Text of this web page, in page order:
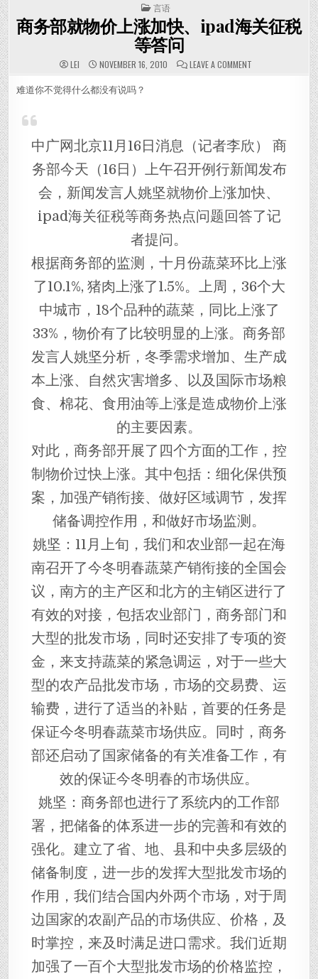
POSTED IN
言语
商务部就物价上涨加快、ipad海关征税
等答问
LEI NOVEMBER 16, 2010 LEAVE A COMMENTON 商务部就物价
难道你不觉得什么都没有说吗？
中广网北京11月16日消息（记者李欣） 商
务部今天（16日）上午召开例行新闻发布
会，新闻发言人姚坚就物价上涨加快、
ipad海关征税等商务热点问题回答了记
者提问。
根据商务部的监测，十月份蔬菜环比上涨
了10.1%, 猪肉上涨了1.5%。上周，36个大
中城市，18个品种的蔬菜，同比上涨了
33%，物价有了比较明显的上涨。商务部
发言人姚坚分析，冬季需求增加、生产成
本上涨、自然灾害增多、以及国际市场粮
食、棉花、食用油等上涨是造成物价上涨
的主要因素。
对此，商务部开展了四个方面的工作，控
制物价过快上涨。其中包括：细化保供预
案，加强产销衔接、做好区域调节，发挥
储备调控作用，和做好市场监测。
姚坚：11月上旬，我们和农业部一起在海
南召开了今冬明春蔬菜产销衔接的全国会
议，南方的主产区和北方的主销区进行了
有效的对接，包括农业部门，商务部门和
大型的批发市场，同时还安排了专项的资
金，来支持蔬菜的紧急调运，对于一些大
型的农产品批发市场，市场的交易费、运
输费，进行了适当的补贴，首要的任务是
保证今冬明春蔬菜市场供应。同时，商务
部还启动了国家储备的有关准备工作，有
效的保证今冬明春的市场供应。
姚坚：商务部也进行了系统内的工作部
署，把储备的体系进一步的完善和有效的
强化。建立了省、地、县和中央多层级的
储备制度，进一步的发挥大型批发市场的
作用，我们结合国内外两个市场，对于周
边国家的农副产品的市场供应、价格，及
时掌控，来及时满足进口需求。我们近期
加强了一百个大型批发市场的价格监控，